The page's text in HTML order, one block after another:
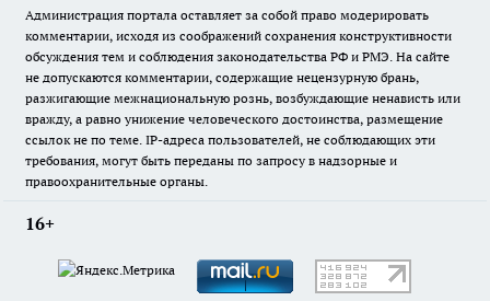
Администрация портала оставляет за собой право модерировать
комментарии, исходя из соображений сохранения конструктивности
обсуждения тем и соблюдения законодательства РФ и РМЭ. На сайте
не допускаются комментарии, содержащие нецензурную брань,
разжигающие межнациональную рознь, возбуждающие ненависть или
вражду, а равно унижение человеческого достоинства, размещение
ссылок не по теме. IP-адреса пользователей, не соблюдающих эти
требования, могут быть переданы по запросу в надзорные и
правоохранительные органы.
16+